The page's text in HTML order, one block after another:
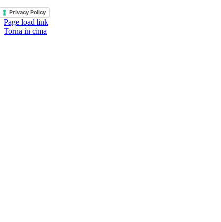
Privacy Policy
Page load link
Torna in cima